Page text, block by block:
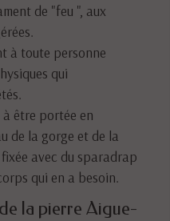
de "feu ", aux
à toute personne
qui
à être portée en
de la gorge et de la
avec du sparadrap
qui en a besoin.
la pierre Aigue-